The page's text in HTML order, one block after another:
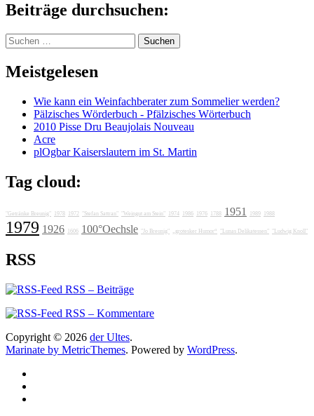
Beiträge durchsuchen:
Suchen
nach:
Meistgelesen
Wie kann ein Weinfachberater zum Sommelier werden?
Pälzisches Wörderbuch - Pfälzisches Wörterbuch
2010 Pisse Dru Beaujolais Nouveau
Acre
plOgbar Kaiserslautern im St. Martin
Tag cloud:
"Getränke Breunig" 1978 1972 "Stefan Sattran" "Weingut am Stein" 1974 1986 1976 1788 1951 1989 1988
1979 1926 1606 100°Oechsle "Jo Breunig" „grotesker Humor“ "Lunas Delikatessen" "Ludwig Knoll"
RSS
RSS – Beiträge
RSS – Kommentare
Copyright © 2026 der Ultes.
Marinate by MetricThemes. Powered by WordPress.